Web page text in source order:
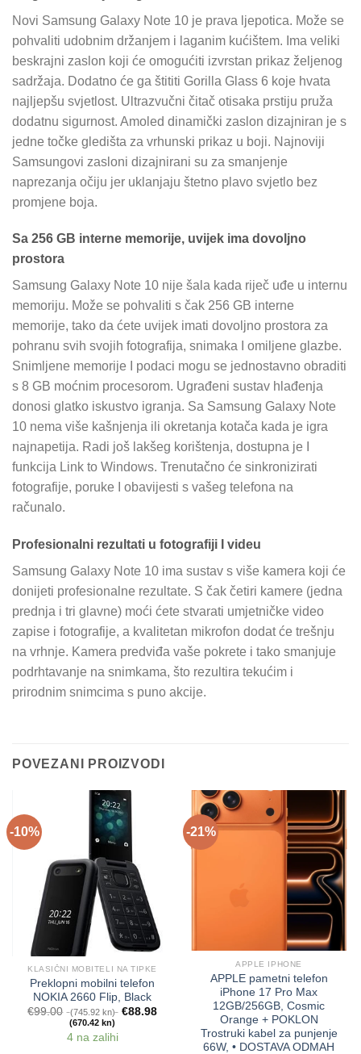
Novi Samsung Galaxy Note 10 je prava ljepotica. Može se
pohvaliti udobnim držanjem i laganim kućištem. Ima veliki
beskrajni zaslon koji će omogućiti izvrstan prikaz željenog
sadržaja. Dodatno će ga štititi Gorilla Glass 6 koje hvata
najljepšu svjetlost. Ultrazvučni čitač otisaka prstiju pruža
dodatnu sigurnost. Amoled dinamički zaslon dizajniran je s
jedne točke gledišta za vrhunski prikaz u boji. Najnoviji
Samsungovi zasloni dizajnirani su za smanjenje
naprezanja očiju jer uklanjaju štetno plavo svjetlo bez
promjene boja.
Sa 256 GB interne memorije, uvijek ima dovoljno
prostora
Samsung Galaxy Note 10 nije šala kada riječ uđe u internu
memoriju. Može se pohvaliti s čak 256 GB interne
memorije, tako da ćete uvijek imati dovoljno prostora za
pohranu svih svojih fotografija, snimaka I omiljene glazbe.
Snimljene memorije I podaci mogu se jednostavno obraditi
s 8 GB moćnim procesorom. Ugrađeni sustav hlađenja
donosi glatko iskustvo igranja. Sa Samsung Galaxy Note
10 nema više kašnjenja ili okretanja kotača kada je igra
najnapetija. Radi još lakšeg korištenja, dostupna je I
funkcija Link to Windows. Trenutačno će sinkronizirati
fotografije, poruke I obavijesti s vašeg telefona na
računalo.
Profesionalni rezultati u fotografiji I videu
Samsung Galaxy Note 10 ima sustav s više kamera koji će
donijeti profesionalne rezultate. S čak četiri kamere (jedna
prednja i tri glavne) moći ćete stvarati umjetničke video
zapise i fotografije, a kvalitetan mikrofon dodat će trešnju
na vrhnje. Kamera predviđa vaše pokrete i tako smanjuje
podrhtavanje na snimkama, što rezultira tekućim i
prirodnim snimcima s puno akcije.
POVEZANI PROIZVODI
-10%
KLASIČNI MOBITELI NA TIPKE
Preklopni mobilni telefon
NOKIA 2660 Flip, Black
€99.00 (745.92 kn) €88.98
(670.42 kn)
4 na zalihi
-21%
APPLE IPHONE
APPLE pametni telefon
iPhone 17 Pro Max
12GB/256GB, Cosmic
Orange + POKLON
Trostruki kabel za punjenje
66W, • DOSTAVA ODMAH